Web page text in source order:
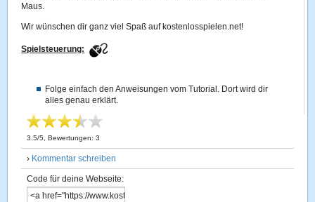
Maus.
Wir wünschen dir ganz viel Spaß auf kostenlosspielen.net!
Spielsteuerung:
Folge einfach den Anweisungen vom Tutorial. Dort wird dir
alles genau erklärt.
3.5/5 , Bewertungen:3
› Kommentar schreiben
Code für deine Webseite: